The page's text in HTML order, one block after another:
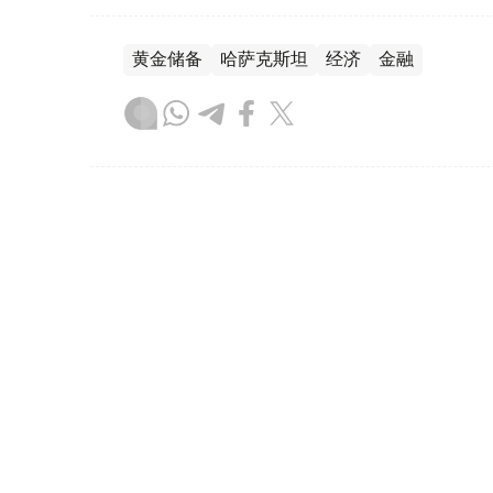
黄金储备 哈萨克斯坦 经济 金融